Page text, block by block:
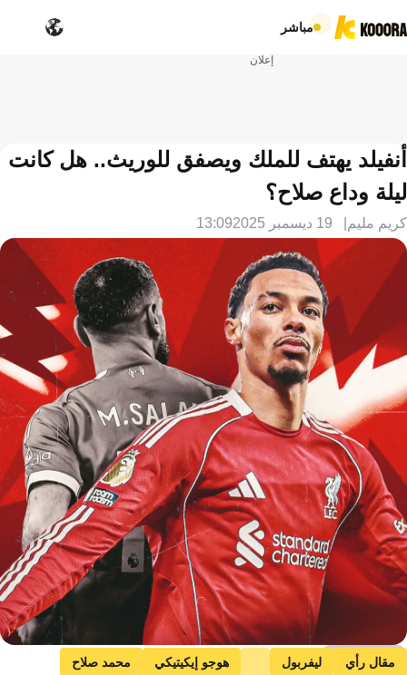
مباشر
إعلان
أنفيلد يهتف للملك ويصفق للوريث.. هل كانت
ليلة وداع صلاح؟
كريم مليم 19 ديسمبر 2025 13:09
Getty Images
مقال رأي ليفربول هوجو إيكيتيكي
محمد صلاح